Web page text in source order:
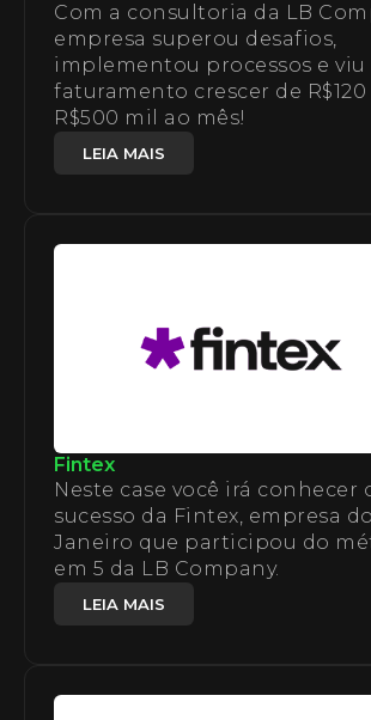
Com a consultoria da LB
empresa superou desafios,
implementou processos e viu
faturamento crescer de
R$500 mil ao mês!
LEIA MAIS
Fintex
Neste case você irá conhecer
sucesso da Fintex, empresa
Janeiro que participou do
em 5 da LB Company.
LEIA MAIS